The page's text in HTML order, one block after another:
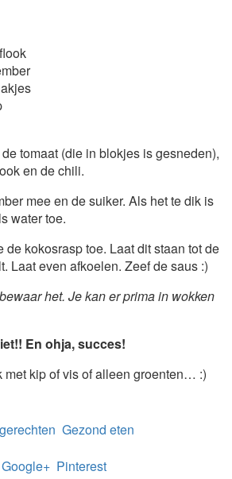
tomaat (die in blokjes is gesneden),
en de chili.
mee en de suiker. Als het te dik is
water toe.
de kokosrasp toe. Laat dit staan tot de
Laat even afkoelen. Zeef de saus :)
het. Je kan er prima in wokken
En ohja, succes!
met kip of vis of alleen groenten… :)
Gezond eten
Google+ Pinterest